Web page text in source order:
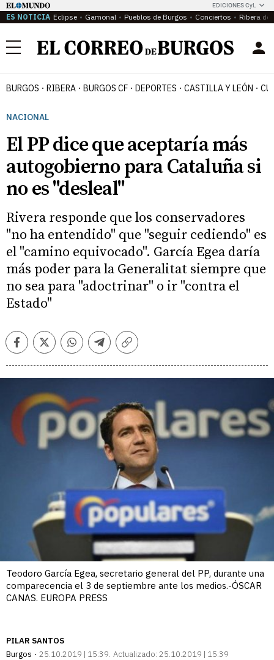
EDICIONES CyL
ES NOTICIA Eclipse Gamonal Pueblos de Burgos Conciertos Ribera del
Menú
BURGOS RIBERA BURGOS CF DEPORTES CASTILLA Y LEÓN
NACIONAL
El PP dice que aceptaría más
autogobierno para Cataluña si
no es "desleal"
Rivera responde que los conservadores
"no ha entendido" que "seguir cediendo" es
el "camino equivocado". García Egea daría
más poder para la Generalitat siempre que
no sea para "adoctrinar" o ir "contra el
Estado"
FacebookTwitterWhatsappTelegramCopiar
Teodoro García Egea, secretario general del PP, durante una
comparecencia el 3 de septiembre ante los medios.-ÓSCAR
CANAS. EUROPA PRESS
PILAR SANTOS
Burgos
25.10.2019 | 15:39 Actualizado: 25.10.2019 | 15:39